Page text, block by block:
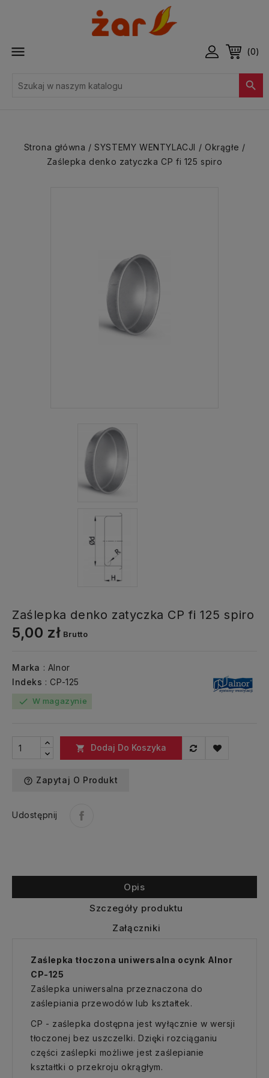
 (0)

Strona główna SYSTEMY WENTYLACJI
Okrągłe
Zaślepka denko zatyczka CP fi 125 spiro
Zaślepka denko zatyczka CP fi 125 spiro
5,00 zł Brutto
Marka : Alnor
Indeks : CP-125
check W magazynie
 Dodaj Do Koszyka
help_outline Zapytaj O Produkt
Udostępnij
Opis
Szczegóły produktu
Załączniki
Zaślepka tłoczona uniwersalna ocynk Alnor
CP-125
Zaślepka uniwersalna przeznaczona do
zaślepiania przewodów lub kształtek.
CP - zaślepka dostępna jest wyłącznie w wersji
tłoczonej bez uszczelki. Dzięki rozciąganiu
części zaślepki możliwe jest zaślepianie
kształtki o przekroju okrągłym.